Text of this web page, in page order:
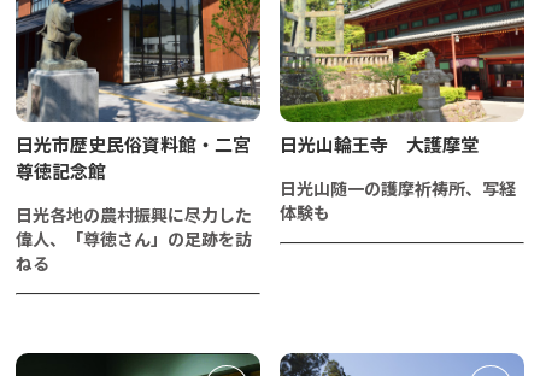
日光市歴史民俗資料館・二宮
尊徳記念館
日光各地の農村振興に尽力した
偉人、「尊徳さん」の足跡を訪
ねる
日光山輪王寺 大護摩堂
日光山随一の護摩祈祷所、写経
体験も